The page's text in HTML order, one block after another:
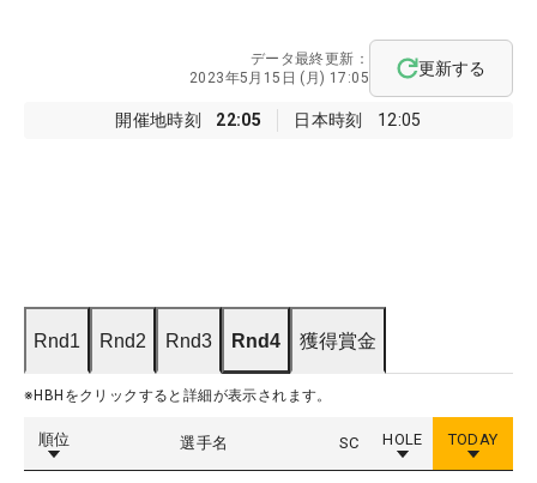
開催地時刻 22:05 日本時刻 12:05
データ最終更新：
2023年5月15日 (月) 17:05
更新する
Rnd1 Rnd2 Rnd3 Rnd4 獲得賞金
※HBHをクリックすると詳細が表示されます。
順位 選手名 SC HOLE TODAY